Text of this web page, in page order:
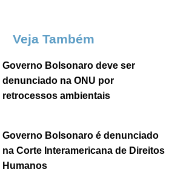
Veja Também
Governo Bolsonaro deve ser
denunciado na ONU por
retrocessos ambientais
Governo Bolsonaro é denunciado
na Corte Interamericana de Direitos
Humanos